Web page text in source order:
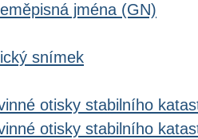
jména (GN)
snímek
otisky stabilního
otisky stabilního